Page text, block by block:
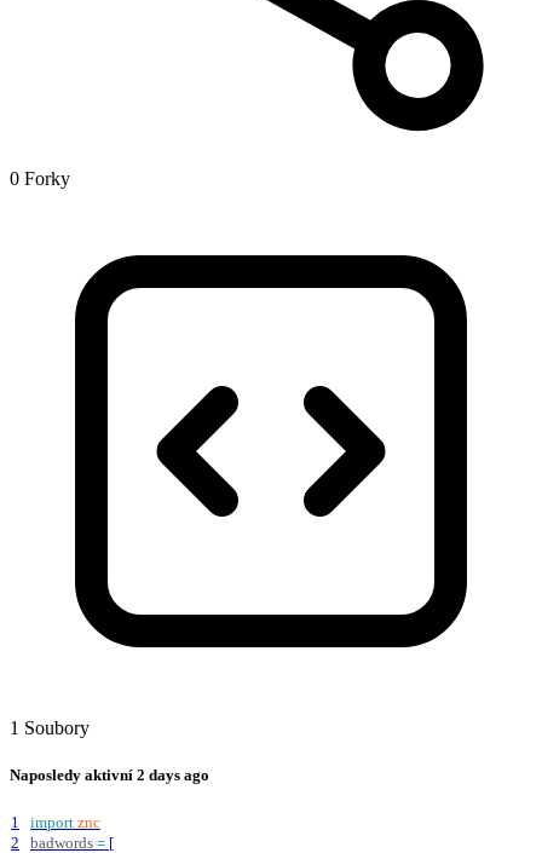
0 Forky
1 Soubory
Naposledy aktivní 2 days ago
1 import znc
2
badwords = [